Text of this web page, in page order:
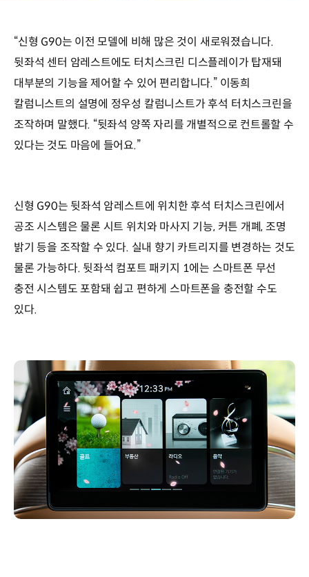
“신형 G90는 이전 모델에 비해 많은 것이 새로워졌습니다.
뒷좌석 센터 암레스트에도 터치스크린 디스플레이가 탑재돼
대부분의 기능을 제어할 수 있어 편리합니다.” 이동희
칼럼니스트의 설명에 정우성 칼럼니스트가 후석 터치스크린을
조작하며 말했다. “뒷좌석 양쪽 자리를 개별적으로 컨트롤할 수
있다는 것도 마음에 들어요.”
신형 G90는 뒷좌석 암레스트에 위치한 후석 터치스크린에서
공조 시스템은 물론 시트 위치와 마사지 기능, 커튼 개폐, 조명
밝기 등을 조작할 수 있다. 실내 향기 카트리지를 변경하는 것도
물론 가능하다. 뒷좌석 컴포트 패키지 1에는 스마트폰 무선
충전 시스템도 포함돼 쉽고 편하게 스마트폰을 충전할 수도
있다.